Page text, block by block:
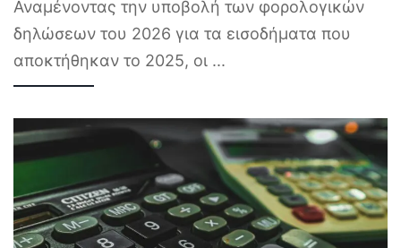
Αναμένοντας την υποβολή των φορολογικών
δηλώσεων του 2026 για τα εισοδήματα που
αποκτήθηκαν το 2025, οι ...